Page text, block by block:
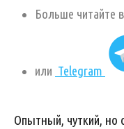
Больше читайте
или Telegram
Опытный, чуткий,